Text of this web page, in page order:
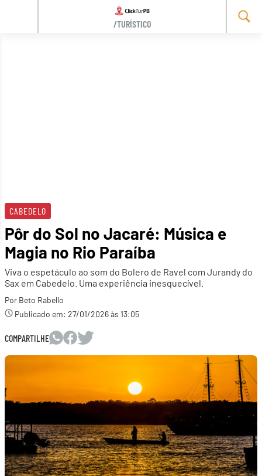
/TURÍSTICO
CABEDELO
Pôr do Sol no Jacaré: Música e
Magia no Rio Paraíba
Viva o espetáculo ao som do Bolero de Ravel com Jurandy do
Sax em Cabedelo. Uma experiência inesquecível.
Por Beto Rabello
Publicado em: 27/01/2026 às 13:05
COMPARTILHE